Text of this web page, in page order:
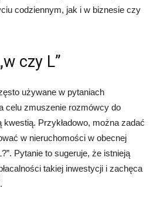
codziennym, jak i w biznesie czy
czy L”
używane w pytaniach
celu zmuszenie rozmówcy do
Przykładowo, można zadać
w nieruchomości w obecnej
Pytanie to sugeruje, że istnieją
takiej inwestycji i zachęca